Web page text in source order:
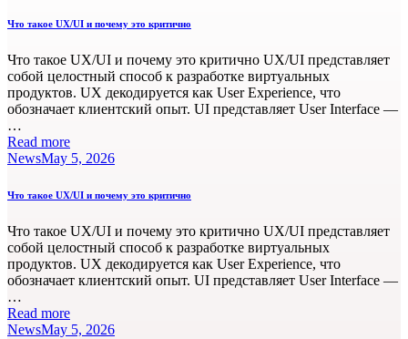
Что такое UX/UI и почему это критично
Что такое UX/UI и почему это критично UX/UI представляет
собой целостный способ к разработке виртуальных
продуктов. UX декодируется как User Experience, что
обозначает клиентский опыт. UI представляет User Interface —
…
Read more
NewsMay 5, 2026
Что такое UX/UI и почему это критично
Что такое UX/UI и почему это критично UX/UI представляет
собой целостный способ к разработке виртуальных
продуктов. UX декодируется как User Experience, что
обозначает клиентский опыт. UI представляет User Interface —
…
Read more
NewsMay 5, 2026